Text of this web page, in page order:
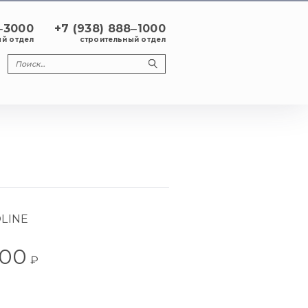
отдел
+7 (938) 888‒1000
строительный отдел
₽